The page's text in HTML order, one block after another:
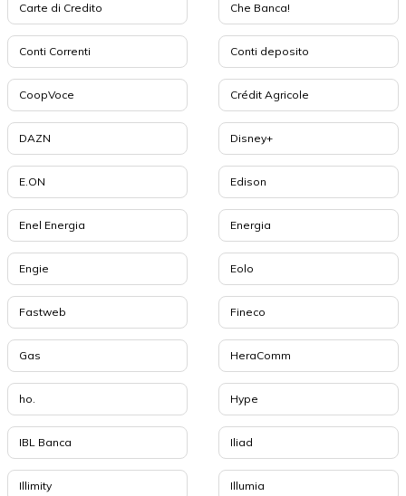
Carte di Credito Che Banca!
Conti Correnti Conti deposito
CoopVoce Crédit Agricole
DAZN Disney+
E.ON Edison
Enel Energia Energia
Engie Eolo
Fastweb Fineco
Gas HeraComm
ho. Hype
IBL Banca Iliad
Illimity Illumia